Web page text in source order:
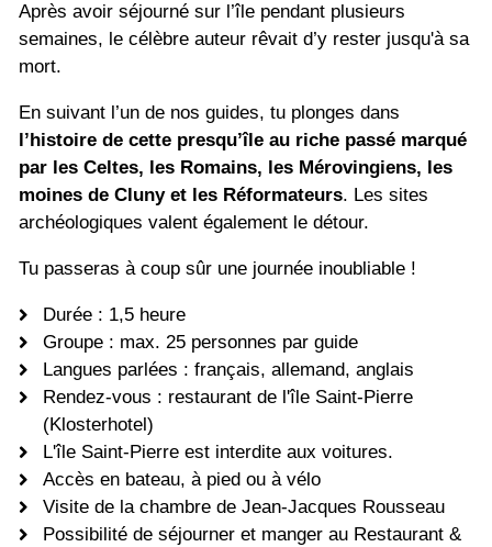
Après avoir séjourné sur l’île pendant plusieurs
semaines, le célèbre auteur rêvait d’y rester jusqu'à sa
mort.
En suivant l’un de nos guides, tu plonges dans
l’histoire de cette presqu’île au riche passé marqué
par les Celtes, les Romains, les Mérovingiens, les
moines de Cluny et les Réformateurs. Les sites
archéologiques valent également le détour.
Tu passeras à coup sûr une journée inoubliable !
Durée : 1,5 heure
Groupe : max. 25 personnes par guide
Langues parlées : français, allemand, anglais
Rendez-vous : restaurant de l'île Saint-Pierre
(Klosterhotel)
L'île Saint-Pierre est interdite aux voitures.
Accès en bateau, à pied ou à vélo
Visite de la chambre de Jean-Jacques Rousseau
Possibilité de séjourner et manger au Restaurant &